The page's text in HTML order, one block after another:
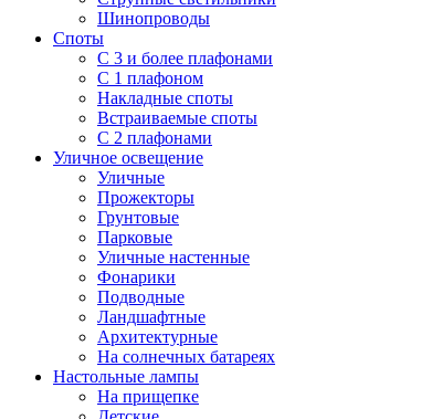
Шинопроводы
Споты
С 3 и более плафонами
С 1 плафоном
Накладные споты
Встраиваемые споты
С 2 плафонами
Уличное освещение
Уличные
Прожекторы
Грунтовые
Парковые
Уличные настенные
Фонарики
Подводные
Ландшафтные
Архитектурные
На солнечных батареях
Настольные лампы
На прищепке